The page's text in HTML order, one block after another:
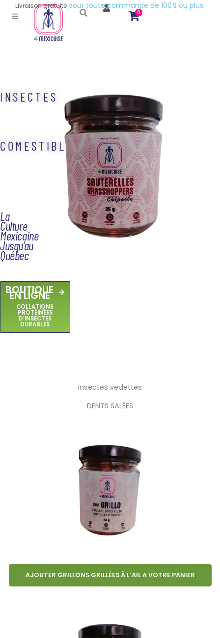
Livraisongratuite
a
nde de 100$ ou plus.
0
INSECTES
COMESTIBLES
La
Culture
Mexicaine
Jusqu’au
Québec
BOUTIQUE
EN LIGNE
COLLATIONS
PROTÉINÉES
D’INSECTES
DURABLES
Insectes vedettes
DENTS SALÉES
AJOUTER GRILLONS GRILLÉES À L’AIL A VOTRE PANIER